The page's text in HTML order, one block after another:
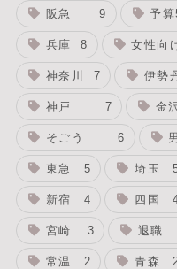
阪急 9 予
兵庫 8 女性向
神奈川 7 伊勢
神戸 7 金沢
そごう 6
東急 5 埼玉
新宿 4 四国
宮崎 3 退職
常温 2 青森